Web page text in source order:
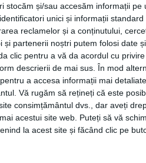
stocăm și/sau accesăm informații
unici și informații
reclamelor și a conținutului,
și partenerii noștri putem folosi date
clic pentru a vă da acordul cu
descrierii de mai sus. În mod
a accesa informații mai
Vă rugăm să rețineți că este
consimțământul dvs., dar aveți
acestui site web. Puteți să vă
la acest site și făcând clic pe
laSecția 8 Poliție Rurală
încărcate cu
posibil calemnulsă fie
stabilit că în seara
au transportat cu
și remorcă, 2,9,
lemn uscat. Materialul
personală a